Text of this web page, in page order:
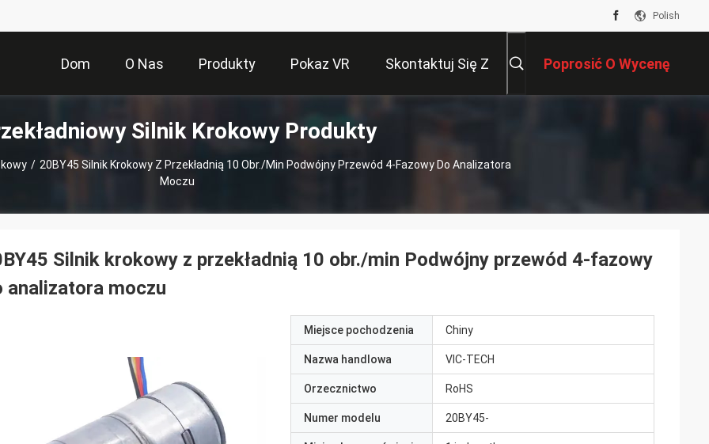
Polish
Dom O Nas Produkty Pokaz VR Skontaktuj Się Z Poprosić O Wycenę
Silnik Krokowy Produkty
/ 20BY45 Silnik Krokowy Z Przekładnią 10 Obr./min Podwójny Przewód 4-Fazowy Do Analizatora
Moczu
Silnik krokowy z przekładnią 10 obr./min Podwójny przewód 4-fazowy
analizatora moczu
Miejsce pochodzenia Chiny
Nazwa handlowa VIC-TECH
Orzecznictwo RoHS
Numer modelu 20BY45-